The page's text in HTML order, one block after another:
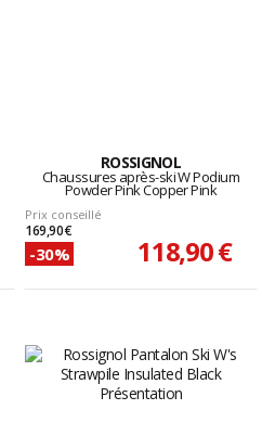
ROSSIGNOL
Chaussures après-ski W Podium
Powder Pink Copper Pink
Prix conseillé
169,90 €
-30% 118,90 €